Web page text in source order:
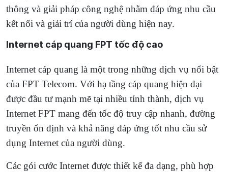
thông và giải pháp công nghệ nhằm đáp ứng nhu cầu
kết nối và giải trí của người dùng hiện nay.
Internet cáp quang FPT tốc độ cao
Internet cáp quang là một trong những dịch vụ nổi bật
của FPT Telecom. Với hạ tầng cáp quang hiện đại
được đầu tư mạnh mẽ tại nhiều tỉnh thành, dịch vụ
Internet FPT mang đến tốc độ truy cập nhanh, đường
truyền ổn định và khả năng đáp ứng tốt nhu cầu sử
dụng Internet của người dùng.
Các gói cước Internet được thiết kế đa dạng, phù hợp